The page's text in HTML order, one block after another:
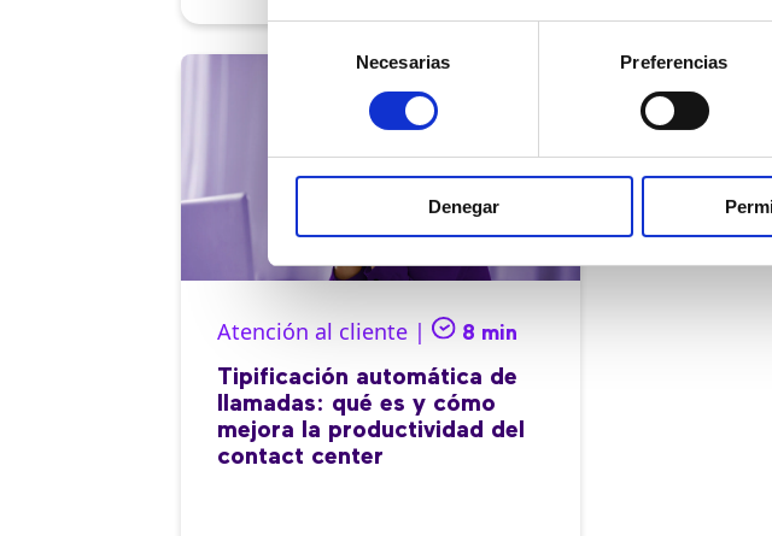
consentimiento
Necesarias Preferencias
Denegar
Atención al cliente | 8 min
Tipificación automática de
llamadas: qué es y cómo
mejora la productividad del
contact center